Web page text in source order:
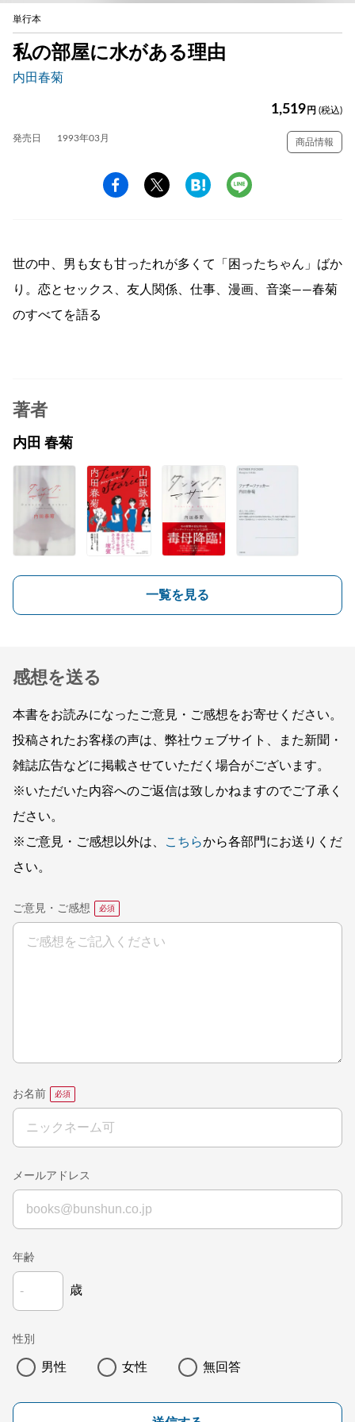
単行本
私の部屋に水がある理由
内田春菊
1,519 円 (税込)
発売日 1993年03月 商品情報
世の中、男も女も甘ったれが多くて「困ったちゃん」ばか
り。恋とセックス、友人関係、仕事、漫画、音楽――春菊
のすべてを語る
著者
内田 春菊
一覧を見る
感想を送る
本書をお読みになったご意見・ご感想をお寄せください。
投稿されたお客様の声は、弊社ウェブサイト、また新聞・
雑誌広告などに掲載させていただく場合がございます。
※いただいた内容へのご返信は致しかねますのでご了承く
ださい。
※ご意見・ご感想以外は、
こちらから各部門にお送りくだ
さい。
ご意見・ご感想
お名前
メールアドレス
年齢
歳
性別
男性 女性 無回答